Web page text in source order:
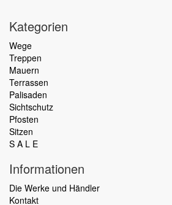
Kategorien
Wege
Treppen
Mauern
Terrassen
Palisaden
Sichtschutz
Pfosten
Sitzen
S A L E
Informationen
Die Werke und Händler
Kontakt